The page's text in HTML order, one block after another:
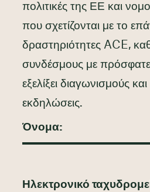
πολιτικές της ΕΕ και
που σχετίζονται με το
δραστηριότητες ACE,
συνδέσμους με
εξελίξει διαγωνισμούς
εκδηλώσεις.